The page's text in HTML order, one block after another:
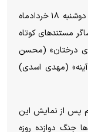
علاقه‌مندان به سینمای مستند، ساعت ۱۶ روز دوشنبه ۱۸ خردادماه
مستند‌های کوتاه
درختان» (محسن
(مهدی اسدی)
پس از نمایش این
جنگ دوازده روزه